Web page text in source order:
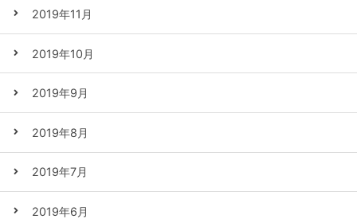
2019年11月
2019年10月
2019年9月
2019年8月
2019年7月
2019年6月